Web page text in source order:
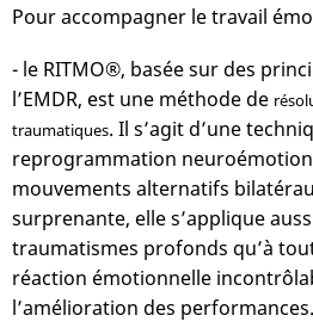
Pour accompagner le travail
- le RITMO®, basée sur des
l’EMDR, est une méthode de
traumatiques. Il s’agit d’une
reprogrammation
mouvements alternatifs
surprenante, elle s’applique
traumatismes profonds qu’à
réaction émotionnelle
l’amélioration des performances.